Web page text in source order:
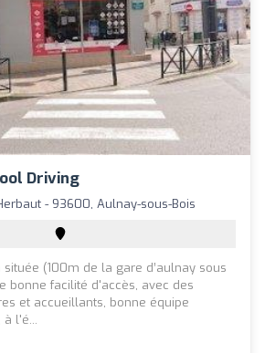
Driving
- 93600, Aulnay-sous-Bois
(100m de la gare d’aulnay sous
bonne facilité d'accès, avec des
et accueillants, bonne équipe
à l'é...